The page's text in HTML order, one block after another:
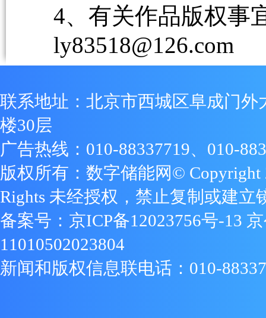
4、有关作品版权事
ly83518@126.com
联系地址：北京市西城区阜成门外
楼30层
广告热线：010-88337719、010-
版权所有：数字储能网© Copyright
Rights 未经授权，禁止复制或建立
备案号： 京ICP备12023756号-13
11010502023804
新闻和版权信息联电话：010-